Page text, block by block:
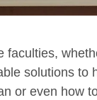
faculties,
solutions to
or even how